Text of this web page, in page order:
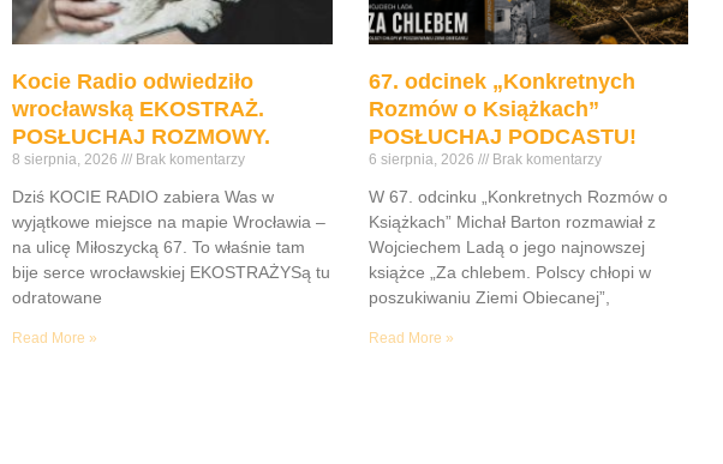
Kocie Radio odwiedziło
wrocławską EKOSTRAŻ.
POSŁUCHAJ ROZMOWY.
8 sierpnia, 2026 Brak komentarzy
Dziś KOCIE RADIO zabiera Was w
wyjątkowe miejsce na mapie Wrocławia –
na ulicę Miłoszycką 67. To właśnie tam
bije serce wrocławskiej EKOSTRAŻYSą tu
odratowane
Read More »
67. odcinek „Konkretnych
Rozmów o Książkach”
POSŁUCHAJ PODCASTU!
6 sierpnia, 2026 Brak komentarzy
W 67. odcinku „Konkretnych Rozmów o
Książkach” Michał Barton rozmawiał z
Wojciechem Ladą o jego najnowszej
książce „Za chlebem. Polscy chłopi w
poszukiwaniu Ziemi Obiecanej”,
Read More »